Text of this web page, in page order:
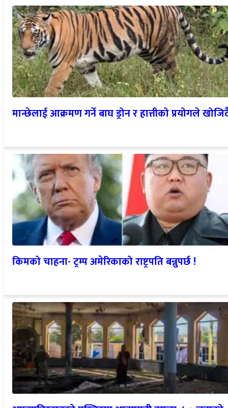
मान्छेलाई आक्रमण गर्ने बाघ ड्रोन र हात्तीको प्रयोगले
किमको चाहना- ट्रम्प अमेरिकाको राष्ट्रपति बन्नुपर्छ !